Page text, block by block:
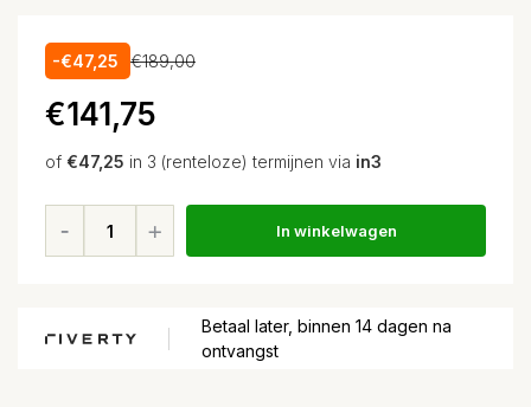
-€47,25 €189,00
€141,75
of €47,25 in 3 (renteloze) termijnen via in3
In winkelwagen
Betaal later, binnen 14 dagen na
ontvangst